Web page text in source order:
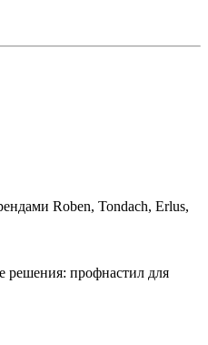
Roben, Tondach, Erlus,
профнастил для